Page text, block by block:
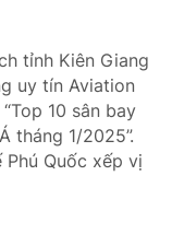
tỉnh Kiên Giang
uy tín Aviation
10 sân bay
tháng 1/2025”.
Quốc xếp vị